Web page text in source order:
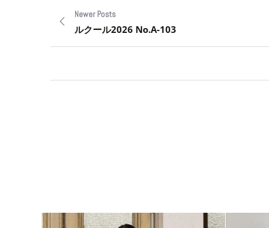
Newer Posts
ルクール2026 No.A-103